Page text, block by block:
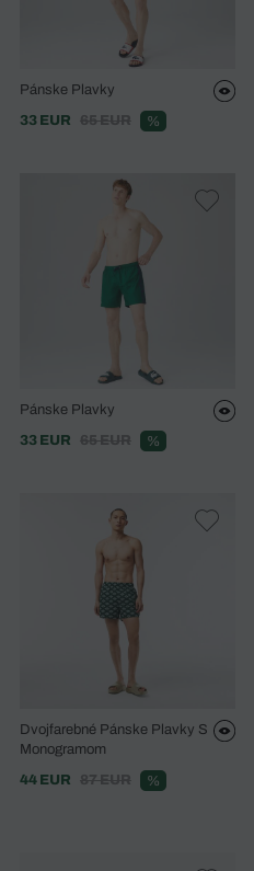
Pánske Plavky
33 EUR
65 EUR %
Pánske Plavky
33 EUR
65 EUR %
Dvojfarebné Pánske Plavky S
Monogramom
44 EUR
87 EUR %